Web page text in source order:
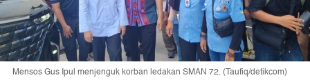
Mensos Gus Ipul menjenguk korban ledakan SMAN 72. (Taufiq/detikcom)